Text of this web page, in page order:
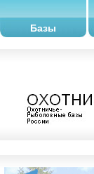
Базы